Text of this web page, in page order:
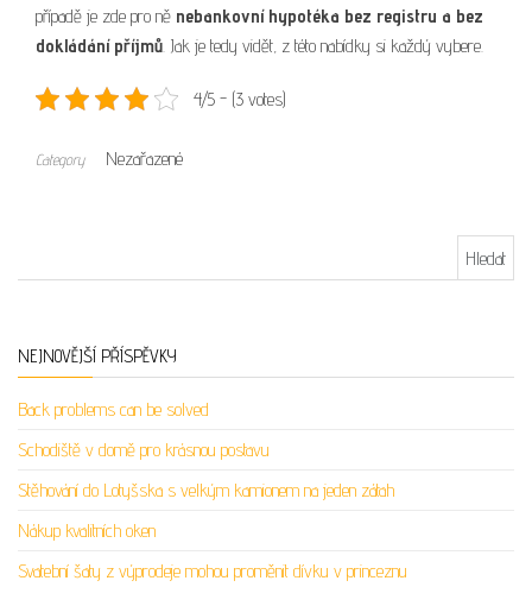
případě je zde pro ně nebankovní hypotéka bez registru a bez
dokládání příjmů . Jak je tedy vidět, z této nabídky si každý vybere.
4/5 - (3 votes)
Category Nezařazené
NEJNOVĚJŠÍ PŘÍSPĚVKY
Back problems can be solved
Schodiště v domě pro krásnou postavu
Stěhování do Lotyšska s velkým kamionem na jeden zátah
Nákup kvalitních oken
Svatební šaty z výprodeje mohou proměnit dívku v princeznu